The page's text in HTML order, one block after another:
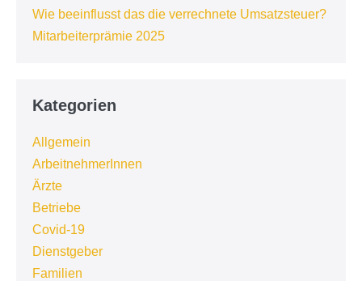
Wie beeinflusst das die verrechnete Umsatzsteuer?
Mitarbeiterprämie 2025
Kategorien
Allgemein
ArbeitnehmerInnen
Ärzte
Betriebe
Covid-19
Dienstgeber
Familien